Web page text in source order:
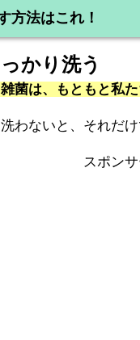
方法はこれ！
かり洗う
菌は、もともと私
わないと、それだ
スポン